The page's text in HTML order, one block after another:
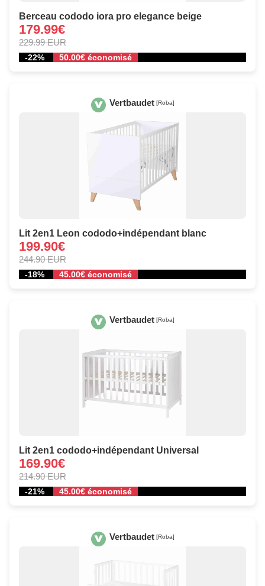
Berceau cododo iora pro elegance beige
179.99€
229.99 EUR
-22% 50.00€ économisé
Vertbaudet [Roba]
Lit 2en1 Leon cododo+indépendant blanc
199.90€
244.90 EUR
-18% 45.00€ économisé
Vertbaudet [Roba]
Lit 2en1 cododo+indépendant Universal
169.90€
214.90 EUR
-21% 45.00€ économisé
Vertbaudet [Roba]